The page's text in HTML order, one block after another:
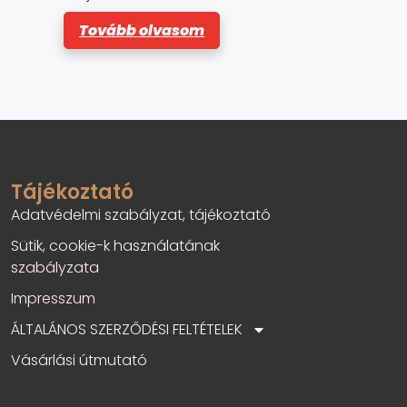
z
5
-
b
Tovább olvasom
Tájékoztató
Adatvédelmi szabályzat, tájékoztató
Sütik, cookie-k használatának
szabályzata
Impresszum
ÁLTALÁNOS SZERZŐDÉSI FELTÉTELEK
Vásárlási útmutató